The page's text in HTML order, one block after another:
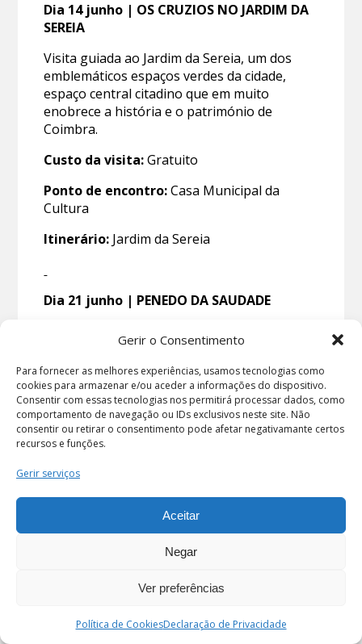
Gerir o Consentimento
Para fornecer as melhores experiências, usamos tecnologias como
cookies para armazenar e/ou aceder a informações do dispositivo.
Consentir com essas tecnologias nos permitirá processar dados, como
comportamento de navegação ou IDs exclusivos neste site. Não
consentir ou retirar o consentimento pode afetar negativamante certos
recursos e funções.
Gerir serviços
Aceitar
Negar
Ver preferências
Política de CookiesDeclaração de Privacidade
Dia 14 junho | OS CRUZIOS NO JARDIM DA
SEREIA
Visita guiada ao Jardim da Sereia, um dos
emblemáticos espaços verdes da cidade,
espaço central citadino que em muito
enobrece a história e o património de
Coimbra.
Custo da visita:Gratuito
Ponto de encontro:Casa Municipal da
Cultura
Itinerário: Jardim da Sereia
Dia 21 junho | PENEDO DA SAUDADE
deste espaço verde da cidade, focando
essencialmente aspetos históricos e
artísticos.
Custo da visita:Gratuito
Ponto de encontro:
Itinerário:Busto de António Nobre e Busto
de Eça de Queirós, Sala dos Cursos, Retiro
dos Poetas, Varanda inferior, Mata
Dia 23 junho | ARTE EM COIMBRA –